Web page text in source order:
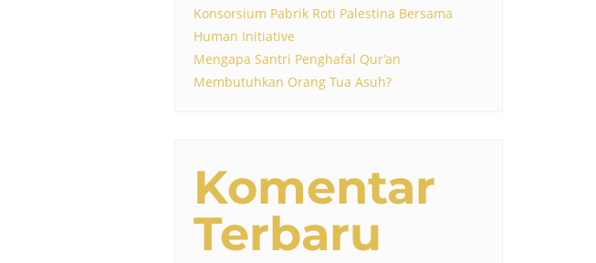
Konsorsium Pabrik Roti Palestina Bersama
Human Initiative
Mengapa Santri Penghafal Qur’an
Membutuhkan Orang Tua Asuh?
Komentar
Terbaru